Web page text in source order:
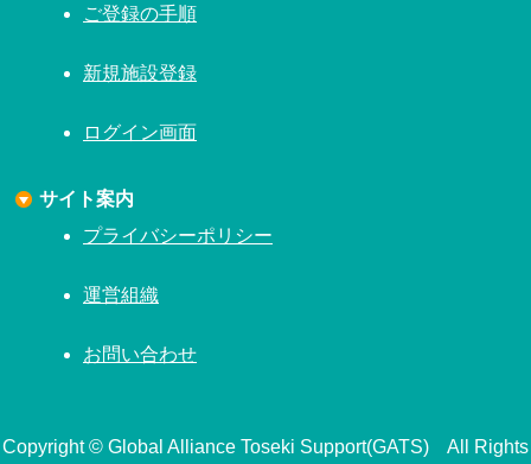
ご登録の手順
新規施設登録
ログイン画面
サイト案内
プライバシーポリシー
運営組織
お問い合わせ
Copyright © Global Alliance Toseki Support(GATS) All Rights